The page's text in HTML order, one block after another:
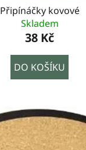
Připínáčky kovové
Skladem
38 Kč
DO KOŠÍKU